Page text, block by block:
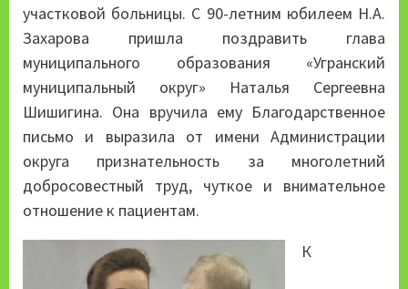
участковой больницы. С 90-летним юбилеем Н.А.
Захарова пришла поздравить глава
муниципального образования «Угранский
муниципальный округ» Наталья Сергеевна
Шишигина. Она вручила ему Благодарственное
письмо и выразила от имени Администрации
округа признательность за многолетний
добросовестный труд, чуткое и внимательное
отношение к пациентам.
К